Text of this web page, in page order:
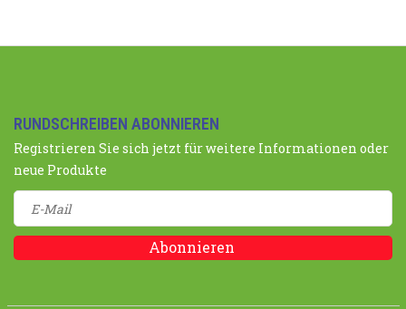
RUNDSCHREIBEN ABONNIEREN
Registrieren Sie sich jetzt für weitere Informationen oder
neue Produkte
Abonnieren